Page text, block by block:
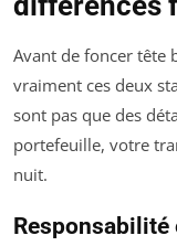
Avant de foncer tête
vraiment ces deux
sont pas que des
portefeuille, votre
nuit.